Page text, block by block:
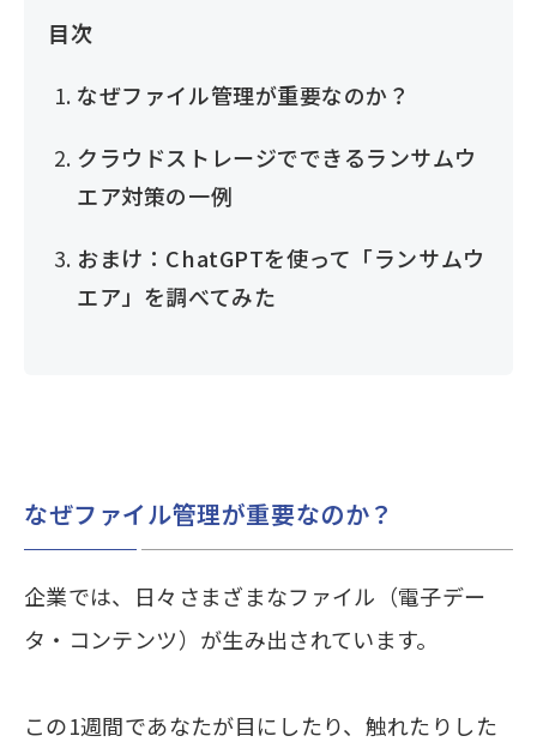
目次
なぜファイル管理が重要なのか？
クラウドストレージでできるランサムウ
エア対策の一例
おまけ：ChatGPTを使って「ランサムウ
エア」を調べてみた
なぜファイル管理が重要なのか？
企業では、日々さまざまなファイル（電子デー
タ・コンテンツ）が生み出されています。
この1週間であなたが目にしたり、触れたりした